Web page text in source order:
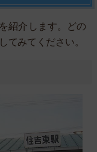
紹介します。どの
てみてください。